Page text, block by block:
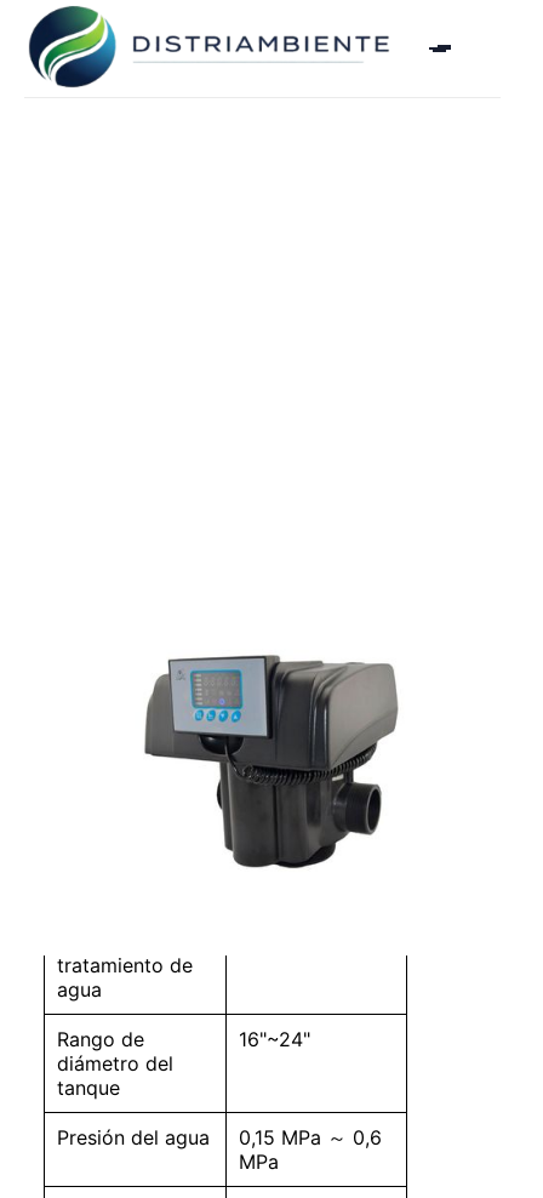
Filtración 53510B(F75B1)
Entrada/Salida 2" M
2" M
tratamiento de
agua
Rango de
diámetro del
tanque
16"~24"
Presión del agua
0,15 MPa ～ 0,6
MPa